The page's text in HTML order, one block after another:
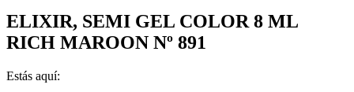
ELIXIR, SEMI GEL COLOR 8 ML
RICH MAROON Nº 891
Estás aquí: